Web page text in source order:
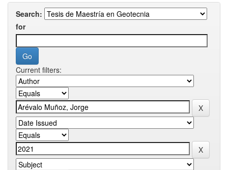
Search:
for
Current filters: